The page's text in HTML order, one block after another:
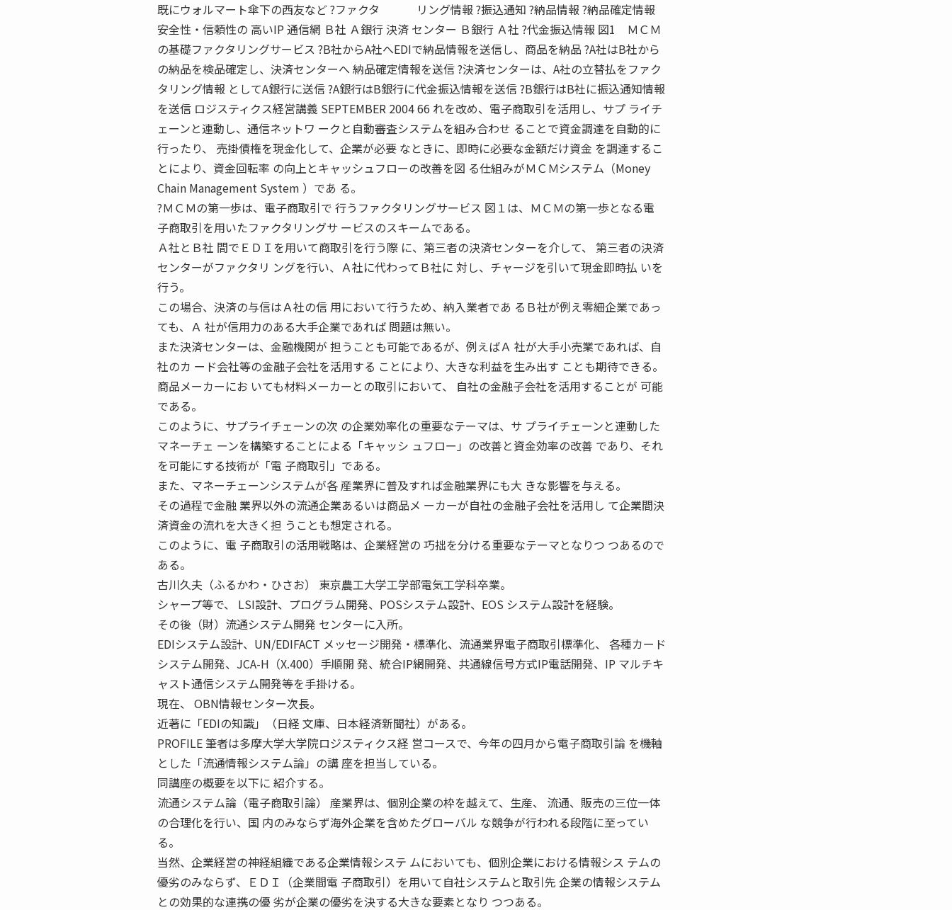
既にウォルマート傘下の西友など ?ファクタ リング情報 ?振込通知 ?納品情報 ?納品確定情報
安全性・信頼性の 高いIP 通信網 Ｂ社 Ａ銀行 決済 センター Ｂ銀行 Ａ社 ?代金振込情報 図1 ＭＣＭ
の基礎ファクタリングサービス ?B社からA社へEDIで納品情報を送信し、商品を納品 ?A社はB社から
の納品を検品確定し、決済センターへ 納品確定情報を送信 ?決済センターは、A社の立替払をファク
タリング情報 としてA銀行に送信 ?A銀行はB銀行に代金振込情報を送信 ?B銀行はB社に振込通知情報
を送信 ロジスティクス経営講義 SEPTEMBER 2004 66 れを改め、電子商取引を活用し、サプ ライチ
ェーンと連動し、通信ネットワ ークと自動審査システムを組み合わせ ることで資金調達を自動的に
行ったり、 売掛債権を現金化して、企業が必要 なときに、即時に必要な金額だけ資金 を調達するこ
とにより、資金回転率 の向上とキャッシュフローの改善を図 る仕組みがＭＣＭシステム（Money
Chain Management System ）であ る。
?ＭＣＭの第一歩は、電子商取引で 行うファクタリングサービス 図１は、ＭＣＭの第一歩となる電
子商取引を用いたファクタリングサ ービスのスキームである。
Ａ社とＢ社 間でＥＤＩを用いて商取引を行う際 に、第三者の決済センターを介して、 第三者の決済
センターがファクタリ ングを行い、Ａ社に代わってＢ社に 対し、チャージを引いて現金即時払 いを
行う。
この場合、決済の与信はＡ社の信 用において行うため、納入業者であ るＢ社が例え零細企業であっ
ても、Ａ 社が信用力のある大手企業であれば 問題は無い。
また決済センターは、金融機関が 担うことも可能であるが、例えばＡ 社が大手小売業であれば、自
社のカ ード会社等の金融子会社を活用する ことにより、大きな利益を生み出す ことも期待できる。
商品メーカーにお いても材料メーカーとの取引において、 自社の金融子会社を活用することが 可能
である。
このように、サプライチェーンの次 の企業効率化の重要なテーマは、サ プライチェーンと連動した
マネーチェ ーンを構築することによる「キャッシ ュフロー」の改善と資金効率の改善 であり、それ
を可能にする技術が「電 子商取引」である。
また、マネーチェーンシステムが各 産業界に普及すれば金融業界にも大 きな影響を与える。
その過程で金融 業界以外の流通企業あるいは商品メ ーカーが自社の金融子会社を活用し て企業間決
済資金の流れを大きく担 うことも想定される。
このように、電 子商取引の活用戦略は、企業経営の 巧拙を分ける重要なテーマとなりつ つあるので
ある。
古川久夫（ふるかわ・ひさお） 東京農工大学工学部電気工学科卒業。
シャープ等で、 LSI設計、プログラム開発、POSシステム設計、EOS システム設計を経験。
その後（財）流通システム開発 センターに入所。
EDIシステム設計、UN/EDIFACT メッセージ開発・標準化、流通業界電子商取引標準化、 各種カード
システム開発、JCA-H（X.400）手順開 発、統合IP網開発、共通線信号方式IP電話開発、IP マルチキ
ャスト通信システム開発等を手掛ける。
現在、 OBN情報センター次長。
近著に「EDIの知識」（日経 文庫、日本経済新聞社）がある。
PROFILE 筆者は多摩大学大学院ロジスティクス経 営コースで、今年の四月から電子商取引論 を機軸
とした「流通情報システム論」の講 座を担当している。
同講座の概要を以下に 紹介する。
流通システム論（電子商取引論） 産業界は、個別企業の枠を越えて、生産、 流通、販売の三位一体
の合理化を行い、国 内のみならず海外企業を含めたグローバル な競争が行われる段階に至ってい
る。
当然、企業経営の神経組織である企業情報システ ムにおいても、個別企業における情報シス テムの
優劣のみならず、ＥＤＩ（企業間電 子商取引）を用いて自社システムと取引先 企業の情報システム
との効果的な連携の優 劣が企業の優劣を決する大きな要素となり つつある。